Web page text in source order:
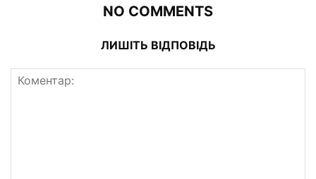
NO COMMENTS
ЛИШІТЬ ВІДПОВІДЬ